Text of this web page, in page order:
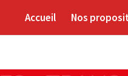
Accueil Nos